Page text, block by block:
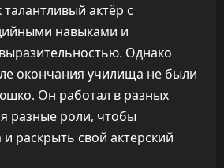
актёр с
навыками и
Однако
окончания училища не были
Он работал в разных
разные роли, чтобы
раскрыть свой актёрский